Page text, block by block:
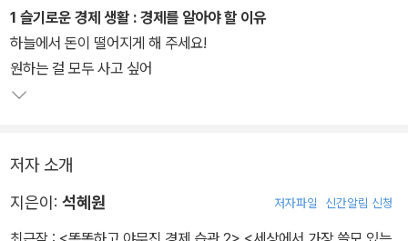
자연스럽게 알 수 있다.
또한 ‘생산’, ‘소비’, ‘분배’와 같은 경제 활동의 기본 요소, ‘가계’, ‘기
업’, ‘정부’ 등 경제 주체의 삼 요소 등 경제를 알려면 꼭 익혀야 하는
업의 마케팅 활동에 대해서도 알기 쉽게 설명한다.
1 슬기로운 경제 생활 : 경제를 알아야 할 이유
하늘에서 돈이 떨어지게 해 주세요!
원하는 걸 모두 사고 싶어
저자 소개
지은이: 석혜원 저자파일 신간알림 신청